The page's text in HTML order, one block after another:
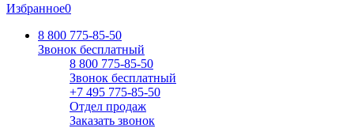
Избранное0
8 800 775-85-50
Звонок бесплатный
8 800 775-85-50
Звонок бесплатный
+7 495 775-85-50
Отдел продаж
Заказать звонок